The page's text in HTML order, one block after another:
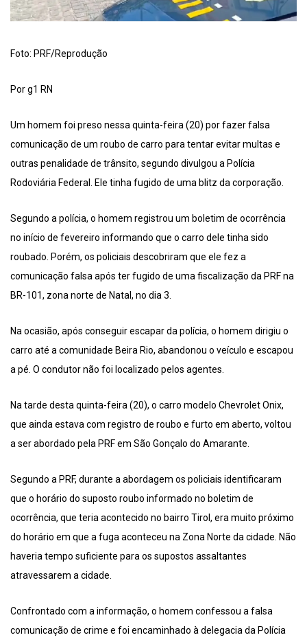
Foto: PRF/Reprodução
Por g1 RN
Um homem foi preso nessa quinta-feira (20) por fazer falsa
comunicação de um roubo de carro para tentar evitar multas e
outras penalidade de trânsito, segundo divulgou a Polícia
Rodoviária Federal. Ele tinha fugido de uma blitz da corporação.
Segundo a polícia, o homem registrou um boletim de ocorrência
no início de fevereiro informando que o carro dele tinha sido
roubado. Porém, os policiais descobriram que ele fez a
comunicação falsa após ter fugido de uma fiscalização da PRF na
BR-101, zona norte de Natal, no dia 3.
Na ocasião, após conseguir escapar da polícia, o homem dirigiu o
carro até a comunidade Beira Rio, abandonou o veículo e escapou
a pé. O condutor não foi localizado pelos agentes.
Na tarde desta quinta-feira (20), o carro modelo Chevrolet Onix,
que ainda estava com registro de roubo e furto em aberto, voltou
a ser abordado pela PRF em São Gonçalo do Amarante.
Segundo a PRF, durante a abordagem os policiais identificaram
que o horário do suposto roubo informado no boletim de
ocorrência, que teria acontecido no bairro Tirol, era muito próximo
do horário em que a fuga aconteceu na Zona Norte da cidade. Não
haveria tempo suficiente para os supostos assaltantes
atravessarem a cidade.
Confrontado com a informação, o homem confessou a falsa
comunicação de crime e foi encaminhado à delegacia da Polícia